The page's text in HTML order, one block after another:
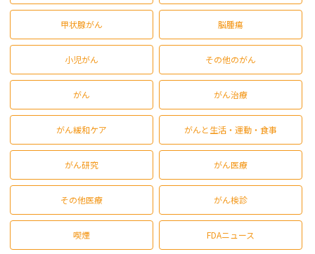
甲状腺がん 脳腫瘍
小児がん その他のがん
がん がん治療
がん緩和ケア がんと生活・運動・食事
がん研究 がん医療
その他医療 がん検診
喫煙 FDAニュース